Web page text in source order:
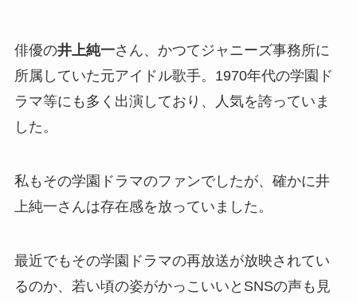
俳優の井上純一さん、かつてジャニーズ事務所に
所属していた元アイドル歌手。1970年代の学園ド
ラマ等にも多く出演しており、人気を誇っていま
した。
私もその学園ドラマのファンでしたが、確かに井
上純一さんは存在感を放っていました。
最近でもその学園ドラマの再放送が放映されてい
るのか、若い頃の姿がかっこいいとSNSの声も見